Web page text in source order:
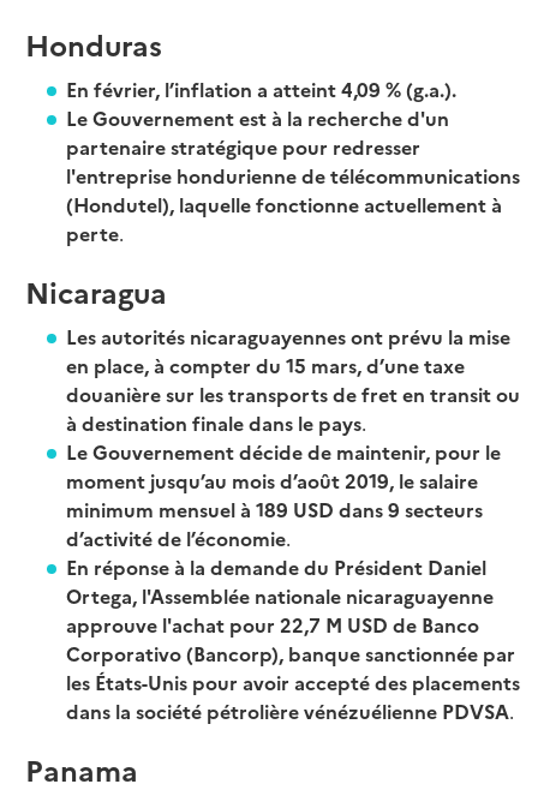
Honduras
En février, l’inflation a atteint 4,09 % (g.a.).
Le Gouvernement est à la recherche d'un
partenaire stratégique pour redresser
l'entreprise hondurienne de télécommunications
(Hondutel), laquelle fonctionne actuellement à
perte.
Nicaragua
Les autorités nicaraguayennes ont prévu la mise
en place, à compter du 15 mars, d’une taxe
douanière sur les transports de fret en transit ou
à destination finale dans le pays.
Le Gouvernement décide de maintenir, pour le
moment jusqu’au mois d’août 2019, le salaire
minimum mensuel à 189 USD dans 9 secteurs
d’activité de l’économie.
En réponse à la demande du Président Daniel
Ortega, l'Assemblée nationale nicaraguayenne
approuve l'achat pour 22,7 M USD de Banco
Corporativo (Bancorp), banque sanctionnée par
les États-Unis pour avoir accepté des placements
dans la société pétrolière vénézuélienne PDVSA.
Panama